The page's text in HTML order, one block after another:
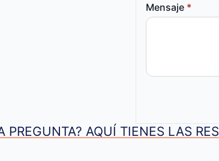
Mensaje *
PREGUNTA? AQUÍ TIENES LAS